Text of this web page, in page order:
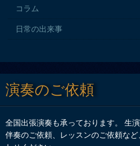
コラム
日常の出来事
演奏のご依頼
全国出張演奏も承っております。 生
伴奏のご依頼、レッスンのご依頼な